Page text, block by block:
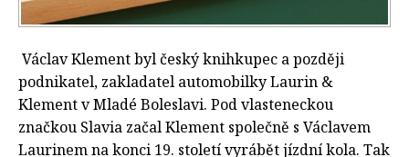
Václav Klement byl český knihkupec a později
podnikatel, zakladatel automobilky Laurin &
Klement v Mladé Boleslavi. Pod vlasteneckou
značkou Slavia začal Klement společně s Václavem
Laurinem na konci 19. století vyrábět jízdní kola. Tak